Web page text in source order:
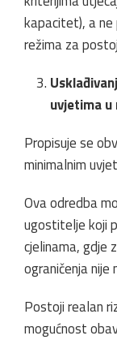
kapacitet), a ne
režima za
uvjetima
Propisuje se
minimalnim
Ova odredba
ugostitelje koji
cjelinama, gdje
ograničenja
Postoji realan
mogućnost